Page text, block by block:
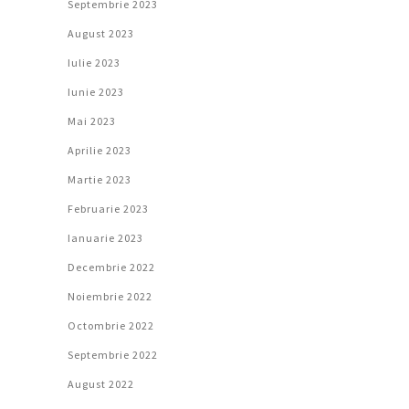
Septembrie 2023
August 2023
Iulie 2023
Iunie 2023
Mai 2023
Aprilie 2023
Martie 2023
Februarie 2023
Ianuarie 2023
Decembrie 2022
Noiembrie 2022
Octombrie 2022
Septembrie 2022
August 2022